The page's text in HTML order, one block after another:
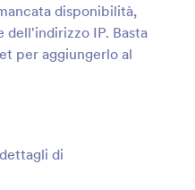
disponibilità,
dell'indirizzo IP. Basta
per aggiungerlo al
di
di campi modulo che
modulo è stato